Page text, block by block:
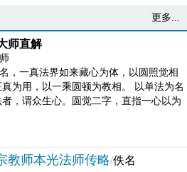
更多...
师直解
，一真法界如来藏心为体，以圆照觉相
为用，以一乘圆顿为教相。 以单法为名
，谓众生心。圆觉二字，直指一心以为
教师本光法师传略/佚名